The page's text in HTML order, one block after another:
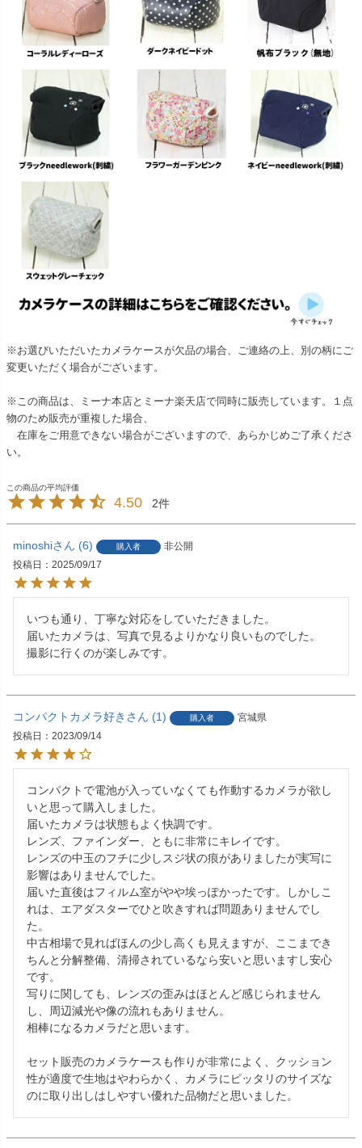
※お選びいただいたカメラケースが欠品の場合、ご連絡の上、別の柄にご
変更いただく場合がございます。
※この商品は、ミーナ本店とミーナ楽天店で同時に販売しています。１点
物のため販売が重複した場合、
在庫をご用意できない場合がございますので、あらかじめご了承くださ
い。
4.50 2
minoshi 6 購入者
非公開
投稿日
2025/09/17
いつも通り、丁寧な対応をしていただきました。
届いたカメラは、写真で見るよりかなり良いものでした。
撮影に行くのが楽しみです。
コンパクトカメラ好き 1 購入者
宮城県
投稿日
2023/09/14
コンパクトで電池が入っていなくても作動するカメラが欲し
いと思って購入しました。
届いたカメラは状態もよく快調です。
レンズ、ファインダー、ともに非常にキレイです。
レンズの中玉のフチに少しスジ状の痕がありましたが実写に
影響はありませんでした。
届いた直後はフィルム室がやや埃っぽかったです。しかしこ
れは、エアダスターでひと吹きすれば問題ありませんでし
た。
中古相場で見ればほんの少し高くも見えますが、ここまでき
ちんと分解整備、清掃されているなら安いと思いますし安心
です。
写りに関しても、レンズの歪みはほとんど感じられません
し、周辺減光や像の流れもありません。
相棒になるカメラだと思います。
セット販売のカメラケースも作りが非常によく、クッション
性が適度で生地はやわらかく、カメラにピッタリのサイズな
のに取り出しはしやすい優れた品物だと思いました。